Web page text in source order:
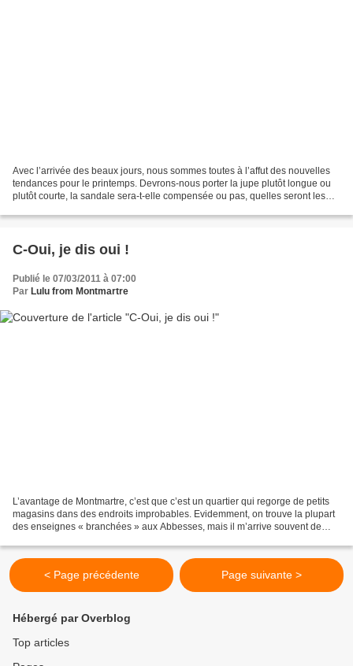
Avec l’arrivée des beaux jours, nous sommes toutes à l’affut des nouvelles
tendances pour le printemps. Devrons-nous porter la jupe plutôt longue ou
plutôt courte, la sandale sera-t-elle compensée ou pas, quelles seront les
C-Oui, je dis oui !
Publié le 07/03/2011 à 07:00
Par Lulu from Montmartre
L’avantage de Montmartre, c’est que c’est un quartier qui regorge de petits
magasins dans des endroits improbables. Evidemment, on trouve la plupart
des enseignes « branchées » aux Abbesses, mais il m’arrive souvent de
< Page précédente Page suivante >
Hébergé par Overblog
Top articles